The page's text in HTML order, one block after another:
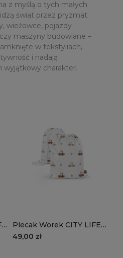
z myślą o tych małych
świat przez pryzmat
wieżowce, pojazdy
maszyny budowlane –
w tekstyliach,
i nadają
wyjątkowy charakter.
Plecak Worek CITY LIFE
wzór D258 | autka
49,00 zł